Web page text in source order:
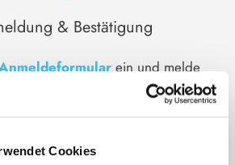
Cookies
& Bestätigung
ein und melde
an.
Link, den wir dir an deine E-Mail-
haben.